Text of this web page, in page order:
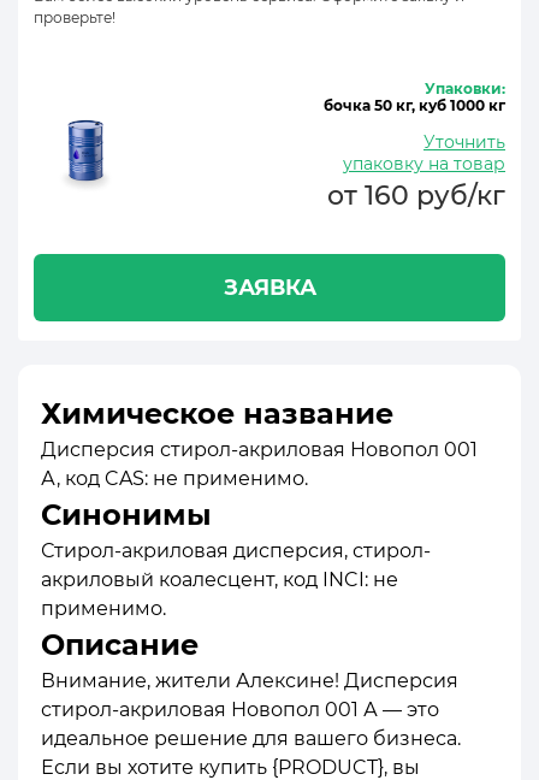
проверьте!
Упаковки:
бочка 50 кг, куб 1000 кг
Уточнить
упаковку на товар
от 160 руб/кг
ЗАЯВКА
Химическое название
Дисперсия стирол-акриловая Новопол 001
А, код CAS: не применимо.
Синонимы
Стирол-акриловая дисперсия, стирол-
акриловый коалесцент, код INCI: не
применимо.
Описание
Внимание, жители Алексине! Дисперсия
стирол-акриловая Новопол 001 А — это
идеальное решение для вашего бизнеса.
Если вы хотите купить {PRODUCT}, вы